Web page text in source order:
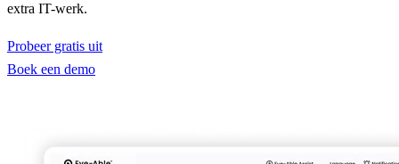
extra IT-werk.
Probeer gratis uit
Boek een demo